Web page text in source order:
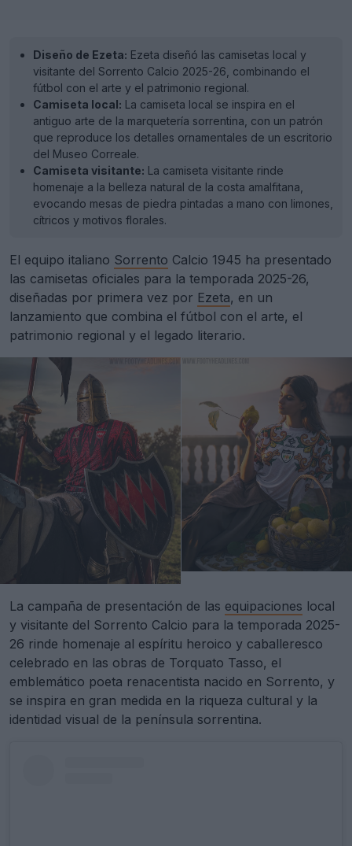
Diseño de Ezeta: Ezeta diseñó las camisetas local y
visitante del Sorrento Calcio 2025-26, combinando el
fútbol con el arte y el patrimonio regional.
Camiseta local: La camiseta local se inspira en el
antiguo arte de la marquetería sorrentina, con un patrón
que reproduce los detalles ornamentales de un escritorio
del Museo Correale.
Camiseta visitante: La camiseta visitante rinde
homenaje a la belleza natural de la costa amalfitana,
evocando mesas de piedra pintadas a mano con limones,
cítricos y motivos florales.
El equipo italiano Sorrento Calcio 1945 ha presentado
las camisetas oficiales para la temporada 2025-26,
diseñadas por primera vez por Ezeta, en un
lanzamiento que combina el fútbol con el arte, el
patrimonio regional y el legado literario.
La campaña de presentación de las equipaciones local
y visitante del Sorrento Calcio para la temporada 2025-
26 rinde homenaje al espíritu heroico y caballeresco
celebrado en las obras de Torquato Tasso, el
emblemático poeta renacentista nacido en Sorrento, y
se inspira en gran medida en la riqueza cultural y la
identidad visual de la península sorrentina.